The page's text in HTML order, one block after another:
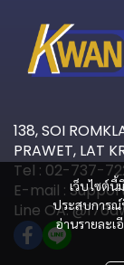
เว็บไซต์นี้
ประสบการณ์
อ่านรายละเ
138, SOI
PRAWET, LAT
Tel : 02-737-
E-mail :
Line OA: